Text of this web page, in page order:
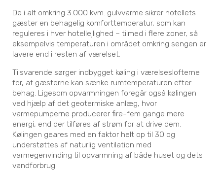
De i alt omkring 3.000 kvm. gulvvarme sikrer hotellets
gæster en behagelig komforttemperatur, som kan
reguleres i hver hotellejlighed – tilmed i flere zoner, så
eksempelvis temperaturen i området omkring sengen er
lavere end i resten af værelset.
Tilsvarende sørger indbygget køling i værelseslofterne
for, at gæsterne kan sænke rumtemperaturen efter
behag. Ligesom opvarmningen foregår også kølingen
ved hjælp af det geotermiske anlæg, hvor
varmepumperne producerer fire-fem gange mere
energi, end der tilføres af strøm for at drive dem.
Kølingen geares med en faktor helt op til 30 og
understøttes af naturlig ventilation med
varmegenvinding til opvarmning af både huset og dets
vandforbrug.